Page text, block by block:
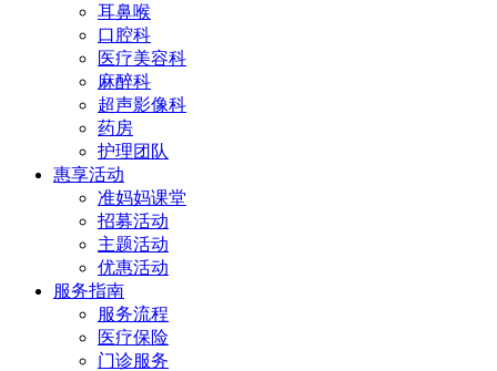
耳鼻喉
口腔科
医疗美容科
麻醉科
超声影像科
药房
护理团队
惠享活动
准妈妈课堂
招募活动
主题活动
优惠活动
服务指南
服务流程
医疗保险
门诊服务